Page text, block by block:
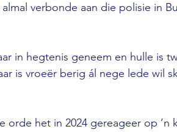
verbonde aan die polisie in
in hegtenis geneem en hulle is
is vroeër berig ál nege lede wil
orde het in 2024 gereageer op ’n